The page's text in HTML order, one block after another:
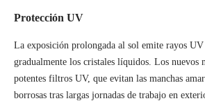
Protección UV
La exposición prolongada al sol emite rayos UV
gradualmente los cristales líquidos. Los nuevos
potentes filtros UV, que evitan las manchas
borrosas tras largas jornadas de trabajo en